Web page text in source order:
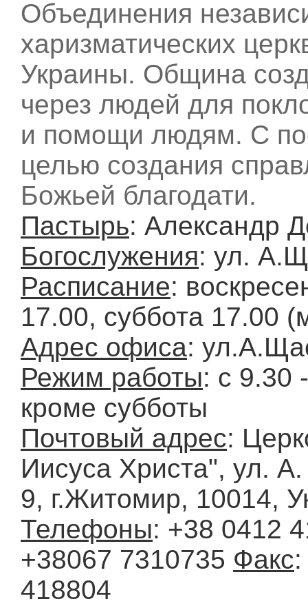
Объединения
харизматических
Украины. Община
через людей для
и помощи людям. С
целью создания
Божьей благодати.
Пастырь: Александр
Богослужения: ул.
Расписание:
17.00, суббота 17.00
Адрес офиса:
Режим работы: с 9.30
кроме субботы
Почтовый адрес:
Иисуса Христа", ул.
9, г.Житомир, 10014,
Телефоны: +38 0412
+38067 7310735 Факс
418804